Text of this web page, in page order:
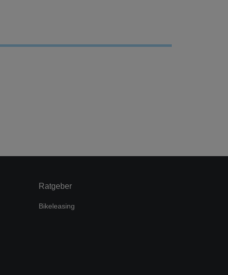
Ratgeber
Bikeleasing